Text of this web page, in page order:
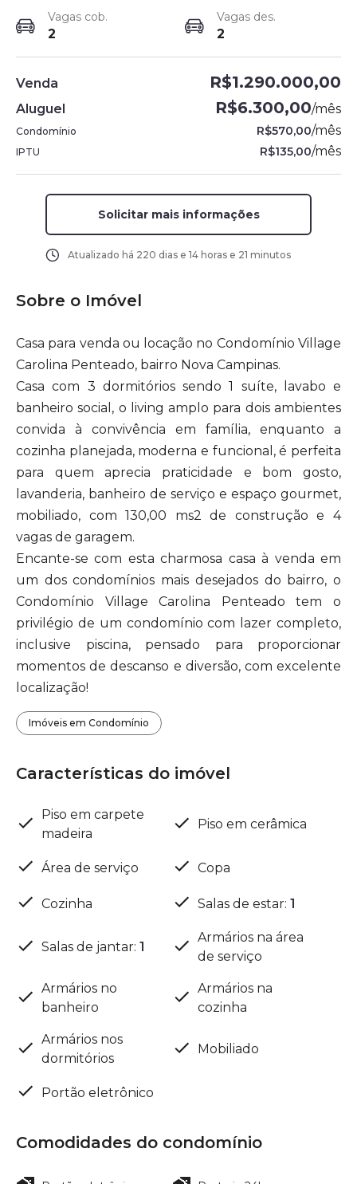
Vagas cob.
2
Vagas des.
2
Venda R$1.290.000,00
Aluguel R$6.300,00/mês
Condomínio R$570,00/mês
IPTU R$135,00/mês
Solicitar mais informações
Atualizado há 220 dias e 14 horas e 21 minutos
Sobre o Imóvel
Casa para venda ou locação no Condomínio Village
Carolina Penteado, bairro Nova Campinas.
Casa com 3 dormitórios sendo 1 suíte, lavabo e
banheiro social, o living amplo para dois ambientes
convida à convivência em família, enquanto a
cozinha planejada, moderna e funcional, é perfeita
para quem aprecia praticidade e bom gosto,
lavanderia, banheiro de serviço e espaço gourmet,
mobiliado, com 130,00 ms2 de construção e 4
vagas de garagem.
Encante-se com esta charmosa casa à venda em
um dos condomínios mais desejados do bairro, o
Condomínio Village Carolina Penteado tem o
privilégio de um condomínio com lazer completo,
inclusive piscina, pensado para proporcionar
momentos de descanso e diversão, com excelente
localização!
Imóveis em Condomínio
Características do imóvel
Piso em carpete
madeira
Piso em cerâmica
Área de serviço Copa
Cozinha Salas de estar: 1
Salas de jantar: 1
Armários na área
de serviço
Armários no
banheiro
Armários na
cozinha
Armários nos
dormitórios
Mobiliado
Portão eletrônico
Comodidades do condomínio